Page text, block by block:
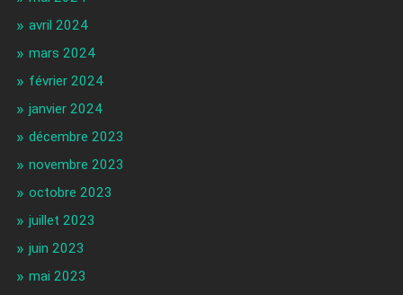
avril 2024
mars 2024
février 2024
janvier 2024
décembre 2023
novembre 2023
octobre 2023
juillet 2023
juin 2023
mai 2023